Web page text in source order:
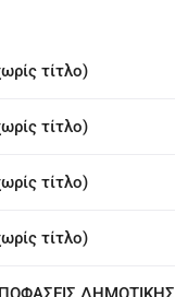
τίτλο)
τίτλο)
τίτλο)
τίτλο)